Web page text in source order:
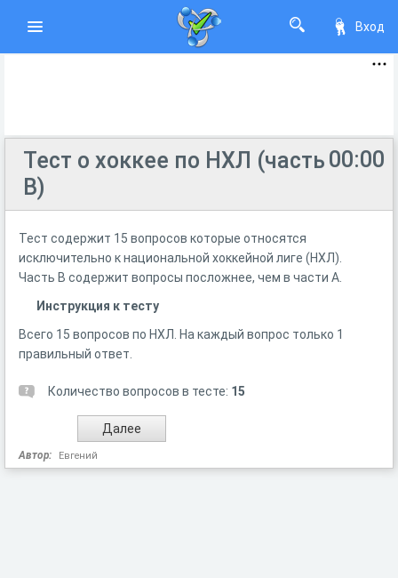
Вход
00:00
Тест о хоккее по НХЛ (часть
В)
Тест содержит 15 вопросов которые относятся
исключительно к национальной хоккейной лиге (НХЛ).
Часть В содержит вопросы посложнее, чем в части А.
Инструкция к тесту
Всего 15 вопросов по НХЛ. На каждый вопрос только 1
правильный ответ.
Количество вопросов в тесте: 15
Автор: Евгений